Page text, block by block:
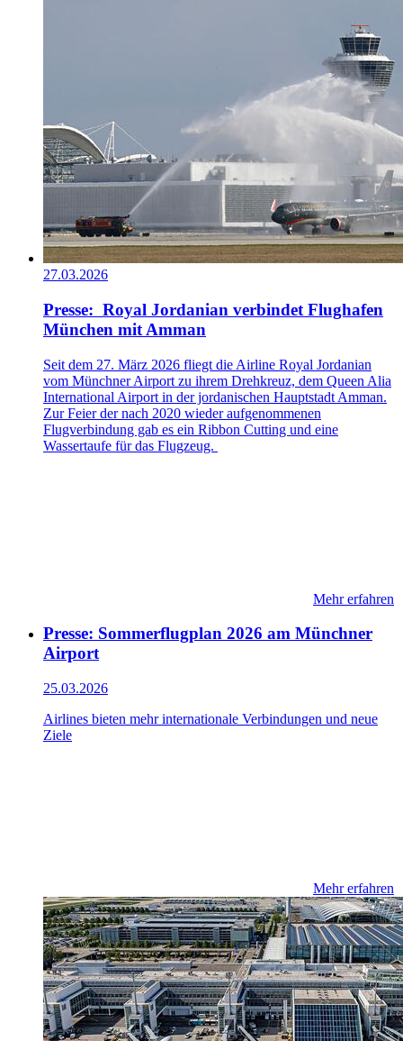
27.03.2026
Presse: Royal Jordanian verbindet Flughafen
München mit Amman
Seit dem 27. März 2026 fliegt die Airline Royal Jordanian
vom Münchner Airport zu ihrem Drehkreuz, dem Queen Alia
International Airport in der jordanischen Hauptstadt Amman.
Zur Feier der nach 2020 wieder aufgenommenen
Flugverbindung gab es ein Ribbon Cutting und eine
Wassertaufe für das Flugzeug.
Mehr erfahren
Presse: Sommerflugplan 2026 am Münchner
Airport
25.03.2026
Airlines bieten mehr internationale Verbindungen und neue
Ziele
Mehr erfahren